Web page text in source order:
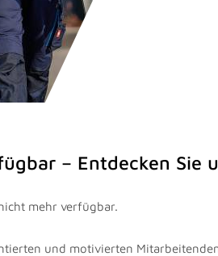
– Entdecken Sie
mehr verfügbar.
und motivierten